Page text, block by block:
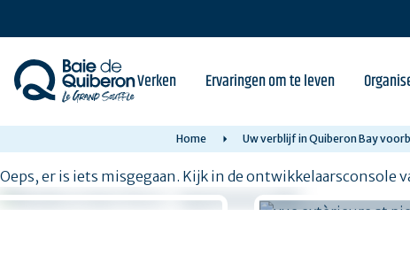
content
Verken Ervaringen om te leven
Home Uw verblijf in Quiberon Bay
Oeps, er is iets misgegaan. Kijk in de ontwikkelaarsconsole